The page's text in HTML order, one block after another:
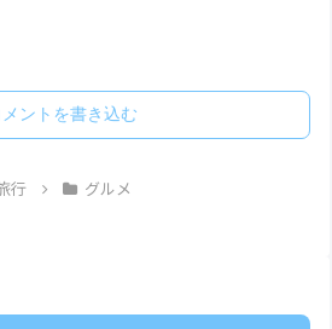
メントを書き込む
行 グルメ